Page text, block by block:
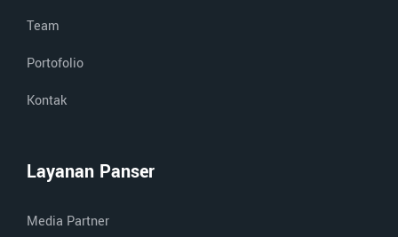
Team
Portofolio
Kontak
Layanan Panser
Media Partner